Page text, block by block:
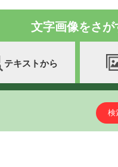
文字画像をさが
テキストから
検